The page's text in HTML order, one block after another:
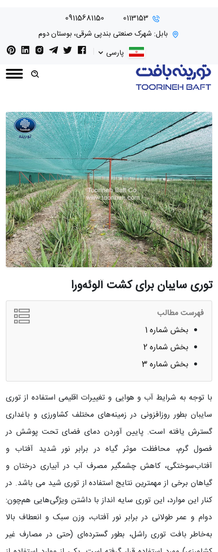
0113153
09115681150
بابل: شهرک صنعتی بندپی شرقی، بوستان دوم
پارسی
توری سایبان برای کشت آلوئه‌ورا
فهرست مطالب
بخش شماره 1
بخش شماره 2
بخش شماره 3
با توجه به شرایط آب و هوایی و تغییرات اقلیمی استفاده از توری
سایبان بطور روزافزونی در زمینه‌های مختلف کشاورزی و باغداری
گسترش یافته است. پایین آوردن دمای فضای تحت پوشش در
فصول گرم، محافظت موثر گیاه در برابر نور شدید آفتاب و
آفتاب‌سوختگی، کاهش چشمگیر مصرف آب در آبیاری درختان و
گیاهان برخی از مهمترین نتایج استفاده از توری شید می باشد. در
کنار این موارد، این توری سایه انداز با داشتن ویژگی‌هایی هم‌چون:
دوام و عمر طولانی در برابر نور آفتاب، وزن سبک و انعطاف بالا
به‌خاطر بافت توری راشل، بطور گسترده‌ای (حتی در مصارف غیر